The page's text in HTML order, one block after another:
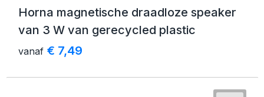
Horna magnetische draadloze speaker
van 3 W van gerecycled plastic
vanaf € 7,49